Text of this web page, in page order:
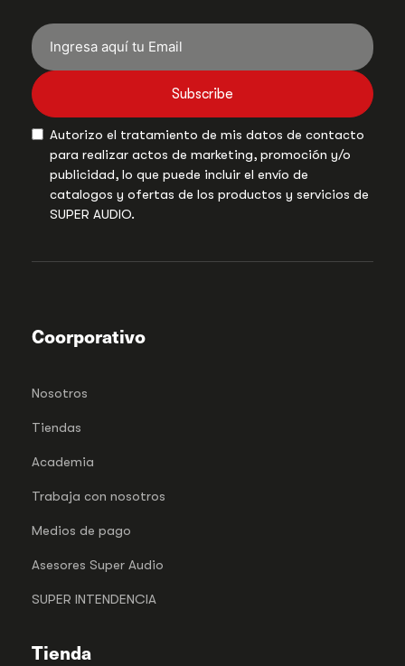
Subscribe
Autorizo el tratamiento de mis datos de contacto
para realizar actos de marketing, promoción y/o
publicidad, lo que puede incluir el envío de
catalogos y ofertas de los productos y servicios de
SUPER AUDIO.
Coorporativo
Nosotros
Tiendas
Academia
Trabaja con nosotros
Medios de pago
Asesores Super Audio
SUPER INTENDENCIA
Tienda